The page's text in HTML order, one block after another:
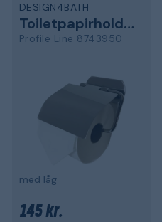
DESIGN4BATH
Toiletpapirholder
Profile Line 8743950
med låg
145 kr.